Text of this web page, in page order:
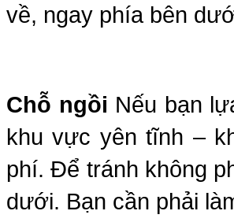
về, ngay phía bên
Chỗ ngồi Nếu bạn
khu vực yên tĩnh –
phí. Để tránh không
dưới. Bạn cần phải